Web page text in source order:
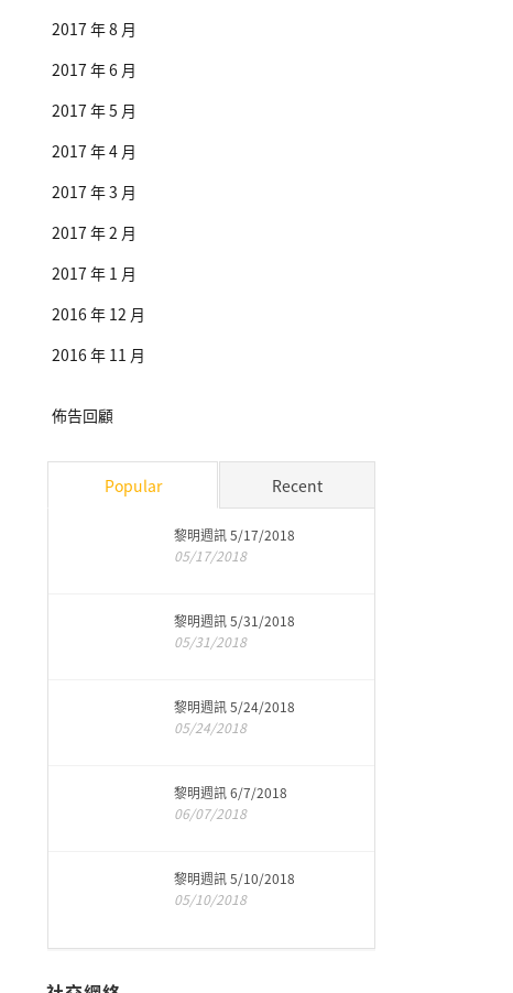
2017 年 8 月
2017 年 6 月
2017 年 5 月
2017 年 4 月
2017 年 3 月
2017 年 2 月
2017 年 1 月
2016 年 12 月
2016 年 11 月
佈告回顧
Popular Recent
黎明週訊 5/17/2018
05/17/2018
黎明週訊 5/31/2018
05/31/2018
黎明週訊 5/24/2018
05/24/2018
黎明週訊 6/7/2018
06/07/2018
黎明週訊 5/10/2018
05/10/2018